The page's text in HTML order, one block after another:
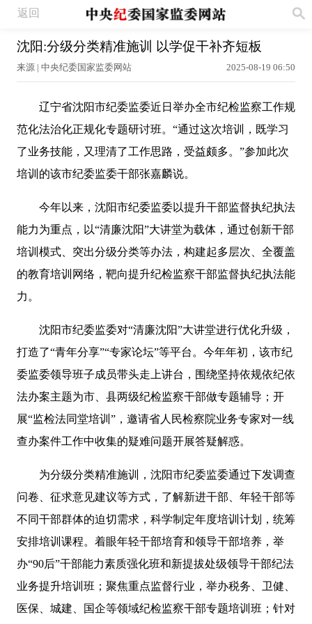
返回
沈阳:分级分类精准施训 以学促干补齐短板
来源 | 中央纪委国家监委网站 2025-08-19 06:50
辽宁省沈阳市纪委监委近日举办全市纪检监察工作规
范化法治化正规化专题研讨班。“通过这次培训，既学习
了业务技能，又理清了工作思路，受益颇多。”参加此次
培训的该市纪委监委干部张嘉麟说。
今年以来，沈阳市纪委监委以提升干部监督执纪执法
能力为重点，以“清廉沈阳”大讲堂为载体，通过创新干部
培训模式、突出分级分类等办法，构建起多层次、全覆盖
的教育培训网络，靶向提升纪检监察干部监督执纪执法能
力。
沈阳市纪委监委对“清廉沈阳”大讲堂进行优化升级，
打造了“青年分享”“专家论坛”等平台。今年年初，该市纪
委监委领导班子成员带头走上讲台，围绕坚持依规依纪依
法办案主题为市、县两级纪检监察干部做专题辅导；开
展“监检法同堂培训”，邀请省人民检察院业务专家对一线
查办案件工作中收集的疑难问题开展答疑解惑。
为分级分类精准施训，沈阳市纪委监委通过下发调查
问卷、征求意见建议等方式，了解新进干部、年轻干部等
不同干部群体的迫切需求，科学制定年度培训计划，统筹
安排培训课程。着眼年轻干部培育和领导干部培养，举
办“90后”干部能力素质强化班和新提拔处级领导干部纪法
业务提升培训班；聚焦重点监督行业，举办税务、卫健、
医保、城建、国企等领域纪检监察干部专题培训班；针对